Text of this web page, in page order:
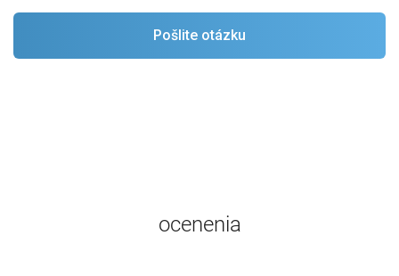
ocenenia